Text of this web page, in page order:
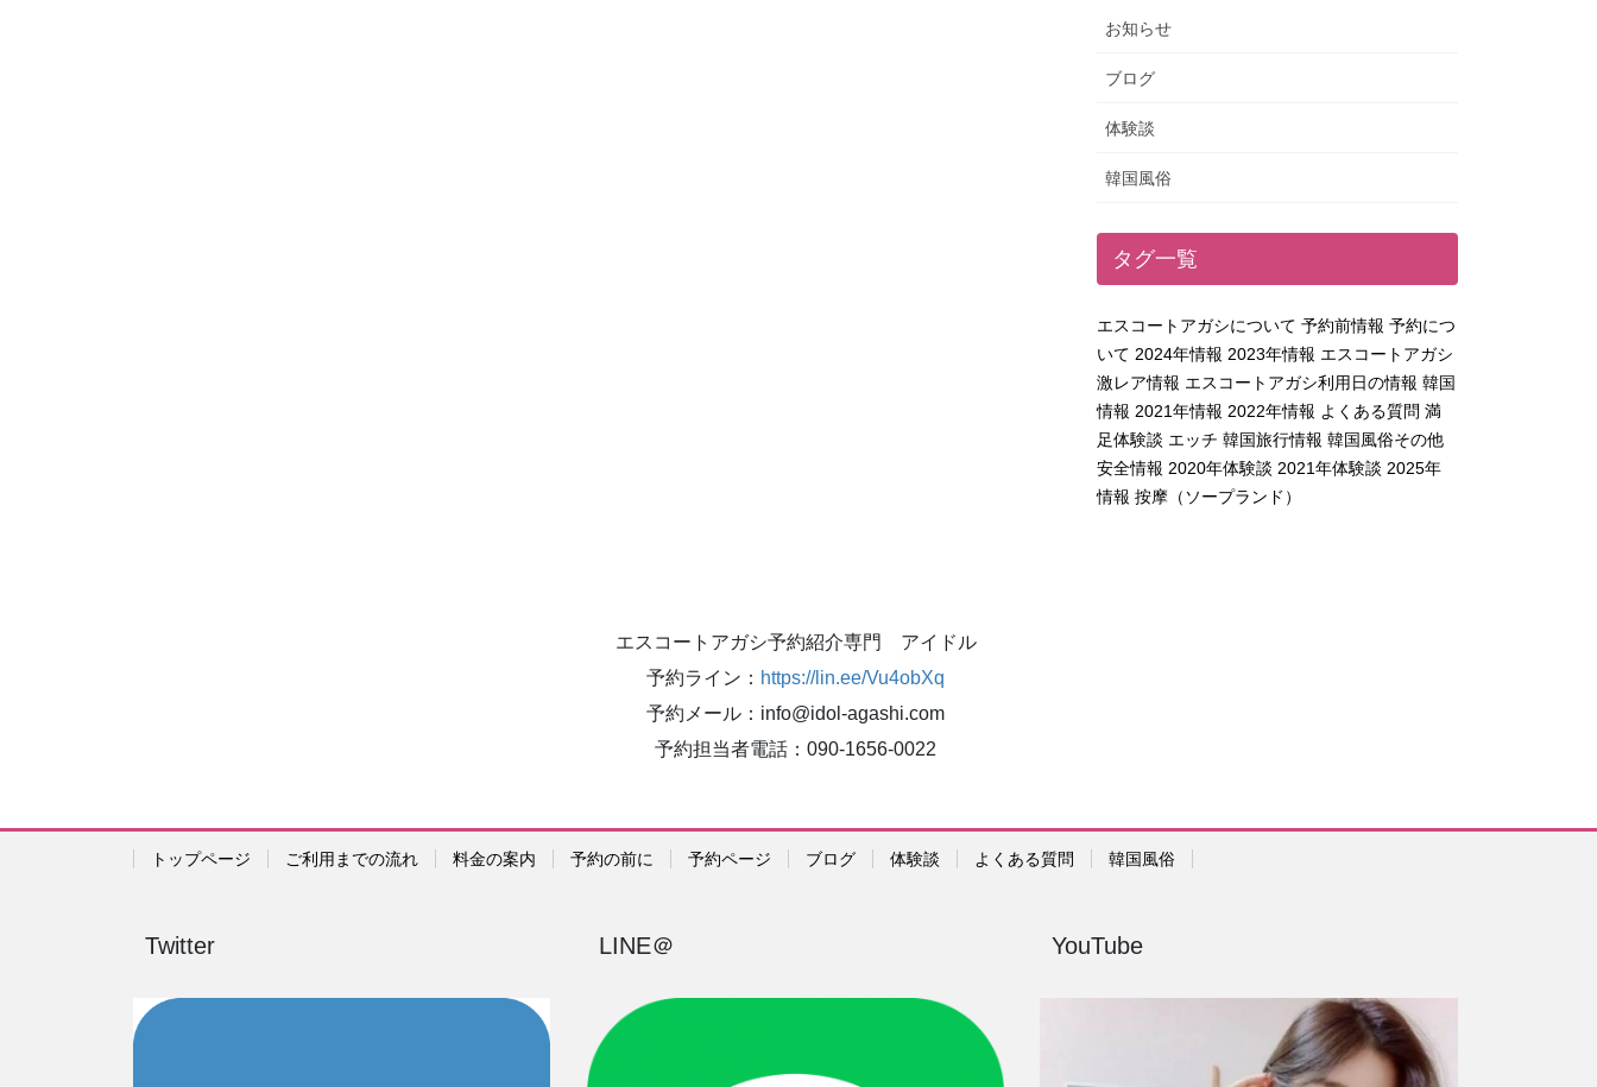
お知らせ
ブログ
体験談
韓国風俗
タグ一覧
エスコートアガシについて 予約前情報 予約につ
いて 2024年情報 2023年情報 エスコートアガシ
激レア情報 エスコートアガシ利用日の情報 韓国
情報 2021年情報 2022年情報 よくある質問 満
足体験談 エッチ 韓国旅行情報 韓国風俗その他
安全情報 2020年体験談 2021年体験談 2025年
情報 按摩（ソープランド）
エスコートアガシ予約紹介専門 アイドル
予約ライン： https://lin.ee/Vu4obXq
予約メール：info@idol-agashi.com
予約担当者電話：090-1656-0022
トップページ ご利用までの流れ 料金の案内 予約の前に 予約ページ ブログ 体験談 よくある質問 韓国風俗
Twitter LINE＠ YouTube